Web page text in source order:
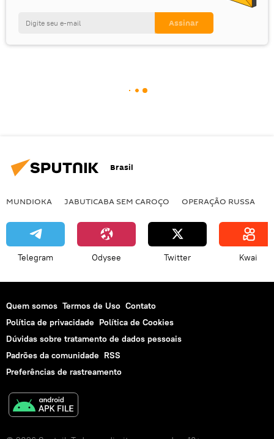
Brasil
MUNDIOKA JABUTICABA SEM CAROÇO OPERAÇÃO RUSSA
Telegram Odysee Twitter Kwai
Quem somos Termos de Uso Contato
Política de privacidade Política de Cookies
Dúvidas sobre tratamento de dados pessoais
Padrões da comunidade RSS
Preferências de rastreamento